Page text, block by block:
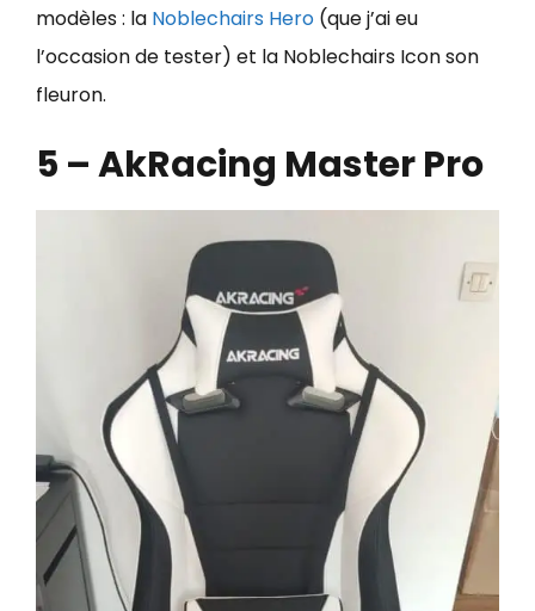
modèles : la Noblechairs Hero (que j’ai eu
l’occasion de tester) et la Noblechairs Icon son
fleuron.
5 – AkRacing Master Pro